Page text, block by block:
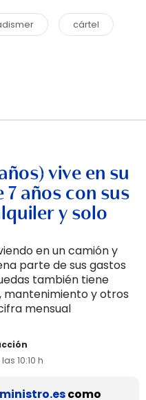
cártel
vive en su
7 años con sus
y solo
en un camión y
parte de sus gastos
también tiene
mantenimiento y otros
mensual
10:10 h
como